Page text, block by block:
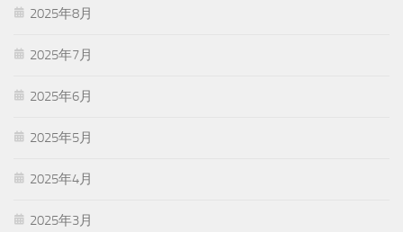
2025年8月
2025年7月
2025年6月
2025年5月
2025年4月
2025年3月